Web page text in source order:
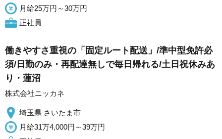
月給25万円～30万円
正社員
働きやすさ重視の「固定ルート配送」/準中型免許必
須/日勤のみ・再配達無しで毎日帰れる/土日祝休みあ
り・蓮沼
株式会社ニッカネ
埼玉県 さいたま市
月給31万4,000円～39万円